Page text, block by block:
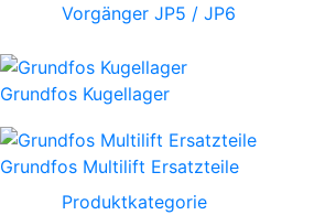
Vorgänger JP5 / JP6
Grundfos Kugellager
Grundfos Multilift Ersatzteile
Produktkategorie